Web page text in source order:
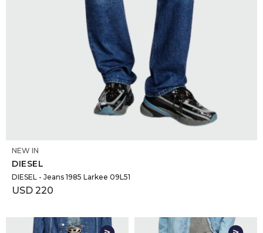
NEW IN
DIESEL
DIESEL - Jeans 1985 Larkee 09L51
USD 220